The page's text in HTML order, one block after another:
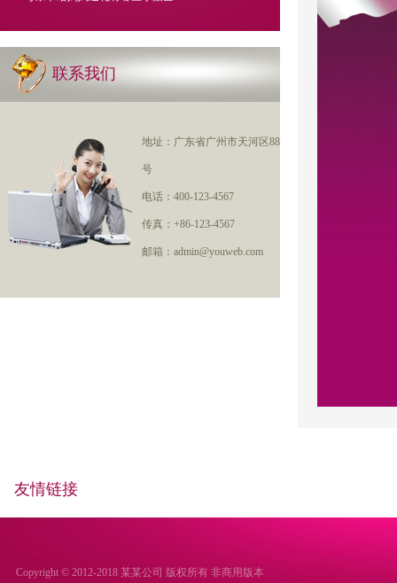
联系我们
地址：广东省广州市天河区88
号
电话：400-123-4567
传真：+86-123-4567
邮箱：admin@youweb.com
友情链接
Copyright © 2012-2018 某某公司 版权所有 非商用版本